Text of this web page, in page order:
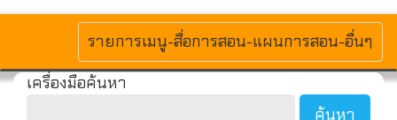
MENU
รายการเมนู-สื่อการสอน-แผนการสอน-อื่นๆ
เครื่องมือค้นหา